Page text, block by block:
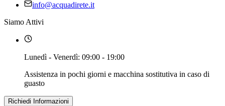
info@acquadirete.it
Siamo Attivi
Lunedì - Venerdì: 09:00 - 19:00
Assistenza in pochi giorni e macchina sostitutiva in caso di
guasto
Richiedi Informazioni